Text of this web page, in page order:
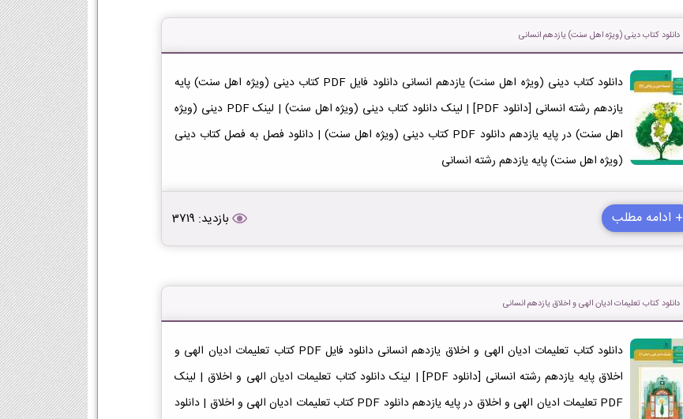
دانلود کتاب دینی (ویژه اهل سنت) یازدهم انسانی
دانلود کتاب دینی (ویژه اهل سنت) یازدهم انسانی دانلود فایل PDF کتاب دینی (ویژه اهل سنت) پایه
یازدهم رشته انسانی [دانلود PDF] | لینک دانلود کتاب دینی (ویژه اهل سنت) | لینک PDF دینی (ویژه
اهل سنت) در پایه یازدهم دانلود PDF کتاب دینی (ویژه اهل سنت) | دانلود فصل به فصل کتاب دینی
(ویژه اهل سنت) پایه یازدهم رشته انسانی
+ ادامه مطلب بازدید: 3719
دانلود کتاب تعلیمات ادیان الهی و اخلاق یازدهم انسانی
دانلود کتاب تعلیمات ادیان الهی و اخلاق یازدهم انسانی دانلود فایل PDF کتاب تعلیمات ادیان الهی و
اخلاق پایه یازدهم رشته انسانی [دانلود PDF] | لینک دانلود کتاب تعلیمات ادیان الهی و اخلاق | لینک
PDF تعلیمات ادیان الهی و اخلاق در پایه یازدهم دانلود PDF کتاب تعلیمات ادیان الهی و اخلاق | دانلود